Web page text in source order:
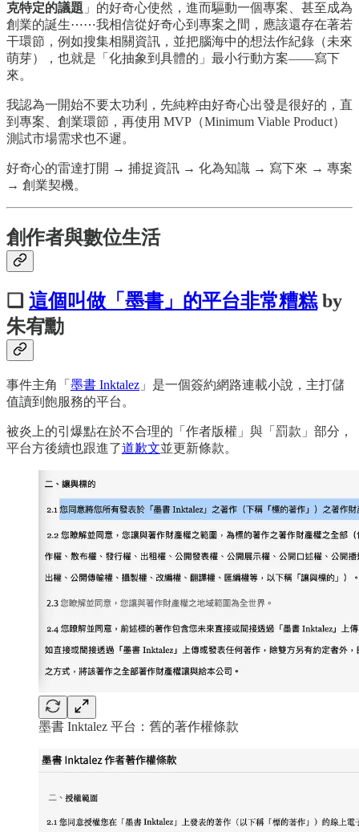
克特定的議題 」的好奇心使然，進而驅動一個專案、甚至成為
創業的誕生⋯⋯我相信從好奇心到專案之間，應該還存在著若
干環節，例如搜集相關資訊，並把腦海中的想法作紀錄（未來
萌芽），也就是「化抽象到具體的」最小行動方案——寫下
來。
我認為一開始不要太功利，先純粹由好奇心出發是很好的，直
到專案、創業環節，再使用 MVP（Minimum Viable Product）
測試市場需求也不遲。
好奇心的雷達打開 → 捕捉資訊 → 化為知識 → 寫下來 → 專案
→ 創業契機。
創作者與數位生活
❏ 這個叫做「墨書」的平台非常糟糕by
朱宥勳
事件主角「 墨書 Inktalez 」是一個簽約網路連載小說，主打儲
值讀到飽服務的平台。
被炎上的引爆點在於不合理的「作者版權」與「罰款」部分，
平台方後續也跟進了道歉文並更新條款。
墨書 Inktalez 平台：舊的著作權條款